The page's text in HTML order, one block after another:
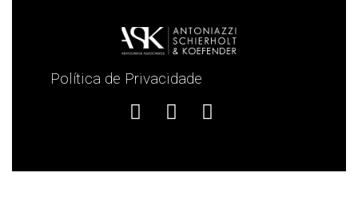
Política de Privacidade